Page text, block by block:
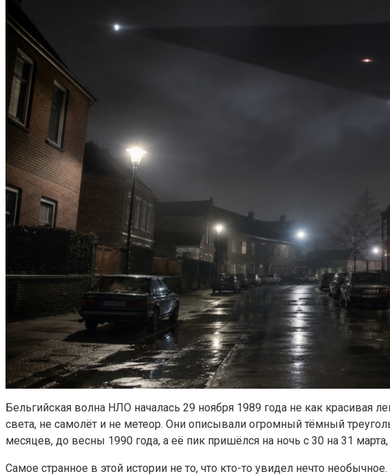
Бельгийская волна НЛО началась 29 ноября 1989 года не как
света, не самолёт и не метеор. Они описывали огромный тёмный
месяцев, до весны 1990 года, а её пик пришёлся на ночь с 30 на 31
Самое странное в этой истории не то, что кто-то увидел нечто